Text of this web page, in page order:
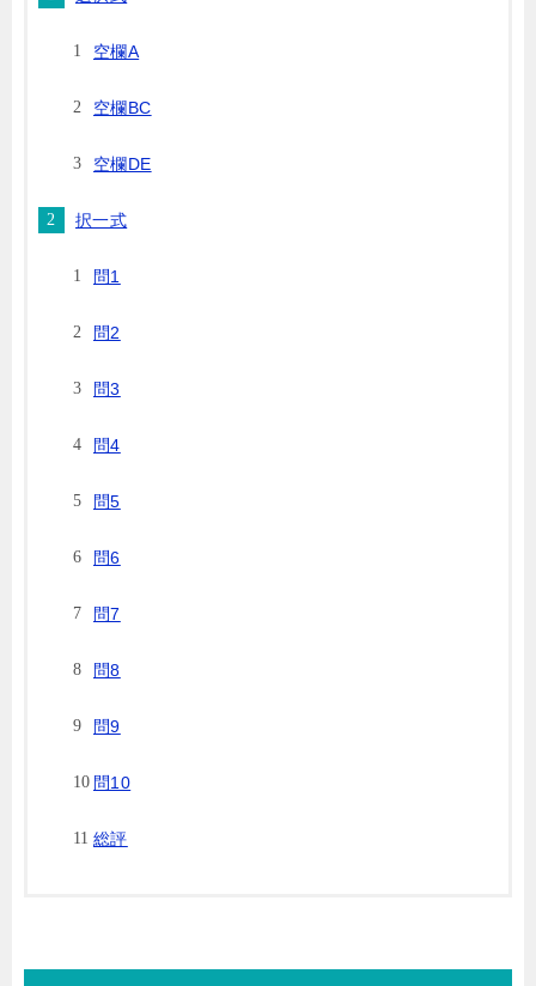
空欄A
空欄BC
空欄DE
択一式
問1
問2
問3
問4
問5
問6
問7
問8
問9
問10
総評